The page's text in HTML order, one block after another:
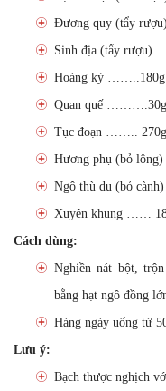
Đương quy (tẩy
Sinh địa (tẩy
Hoàng kỳ ……..180g
Quan quế ……….30g
Tục đoạn …….. 270g
Hương phụ (bỏ
Ngô thù du (bỏ
Xuyên khung ……
Cách dùng:
Nghiền nát bột,
bằng hạt ngô đồng
Hàng ngày uống từ
Lưu ý:
Bạch thược nghịch